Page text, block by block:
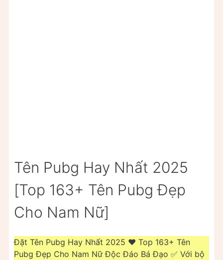
Tên Pubg Hay Nhất 2025
[Top 163+ Tên Pubg Đẹp
Cho Nam Nữ]
Đặt Tên Pubg Hay Nhất 2025 ❤️ Top 163+ Tên
Pubg Đẹp Cho Nam Nữ Độc Đáo Bá Đạo ✅ Với bộ